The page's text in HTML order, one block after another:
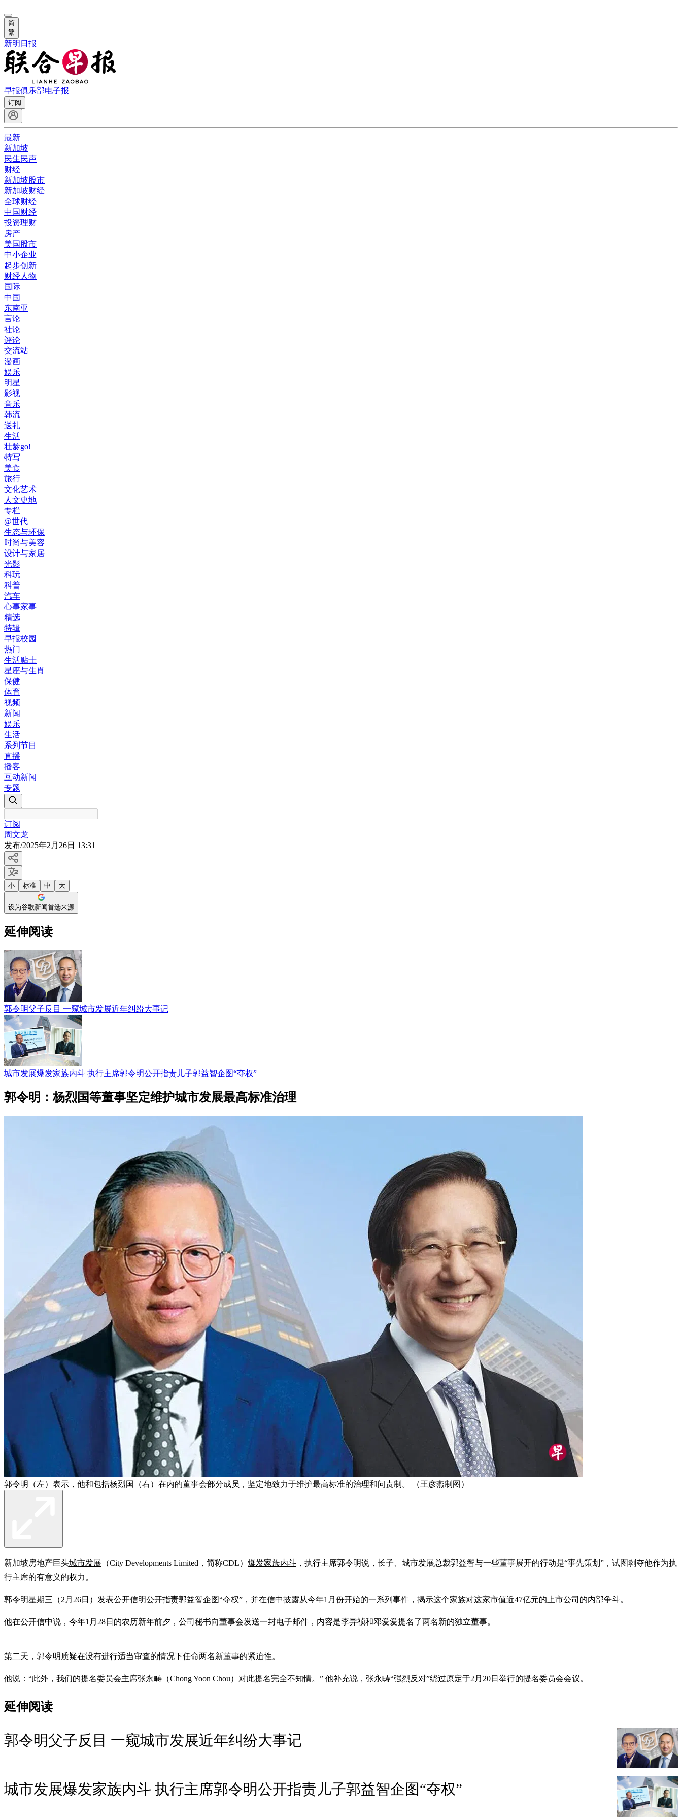
简
繁
新明日报
早报俱乐部电子报
订阅
最新
新加坡
民生民声
财经
新加坡股市
新加坡财经
全球财经
中国财经
投资理财
房产
美国股市
中小企业
起步创新
财经人物
国际
中国
东南亚
言论
社论
评论
交流站
漫画
娱乐
明星
影视
音乐
韩流
送礼
生活
壮龄go!
特写
美食
旅行
文化艺术
人文史地
专栏
@世代
生态与环保
时尚与美容
设计与家居
光影
科玩
科普
汽车
心事家事
精选
特辑
早报校园
热门
生活贴士
星座与生肖
保健
体育
视频
新闻
娱乐
生活
系列节目
直播
播客
互动新闻
专题
订阅
周文龙
发布/2025年2月26日 13:31
小 标准 中 大
设为谷歌新闻首选来源
延伸阅读
郭令明父子反目 一窥城市发展近年纠纷大事记
城市发展爆发家族内斗 执行主席郭令明公开指责儿子郭益智企图“夺权”
郭令明：杨烈国等董事坚定维护城市发展最高标准治理
郭令明（左）表示，他和包括杨烈国（右）在内的董事会部分成员，坚定地致力于维护最高标准的治理和问责制。 （王彦燕制图）
新加坡房地产巨头城市发展 （City Developments Limited，简称CDL） 爆发家族内斗 ，执行主席郭令明说，长子、城市发展总裁郭益智与一些董事展开的行动是“事先策划”，试图剥夺他作为执
行主席的有意义的权力。
郭令明星期三（2月26日） 发表公开信明公开指责郭益智企图“夺权”，并在信中披露从今年1月份开始的一系列事件，揭示这个家族对这家市值近47亿元的上市公司的内部争斗。
他在公开信中说，今年1月28日的农历新年前夕，公司秘书向董事会发送一封电子邮件，内容是李异祯和邓爱爱提名了两名新的独立董事。
第二天，郭令明质疑在没有进行适当审查的情况下任命两名新董事的紧迫性。
他说：“此外，我们的提名委员会主席张永畴（Chong Yoon Chou）对此提名完全不知情。” 他补充说，张永畴“强烈反对”绕过原定于2月20日举行的提名委员会会议。
延伸阅读
郭令明父子反目 一窥城市发展近年纠纷大事记
城市发展爆发家族内斗 执行主席郭令明公开指责儿子郭益智企图“夺权”